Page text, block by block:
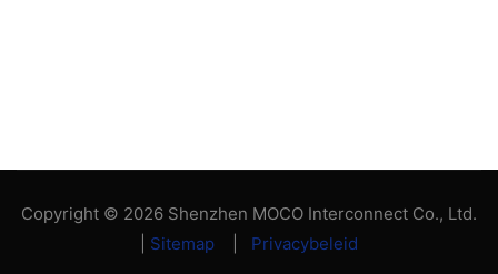
Copyright © 2026 Shenzhen MOCO Interconnect Co., Ltd.
Sitemap Privacybeleid